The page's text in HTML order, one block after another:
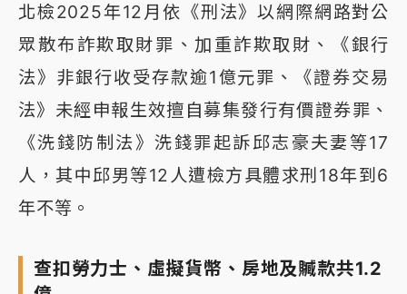
北檢2025年12月依《刑法》以網際網路對公
眾散布詐欺取財罪、加重詐欺取財、《銀行
法》非銀行收受存款逾1億元罪、《證券交易
法》未經申報生效擅自募集發行有價證券罪、
《洗錢防制法》洗錢罪起訴邱志豪夫妻等17
人，其中邱男等12人遭檢方具體求刑18年到6
年不等。
查扣勞力士、虛擬貨幣、房地及贓款共1.2